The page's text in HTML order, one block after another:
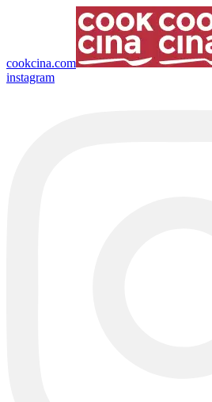
cookcina.com
instagram